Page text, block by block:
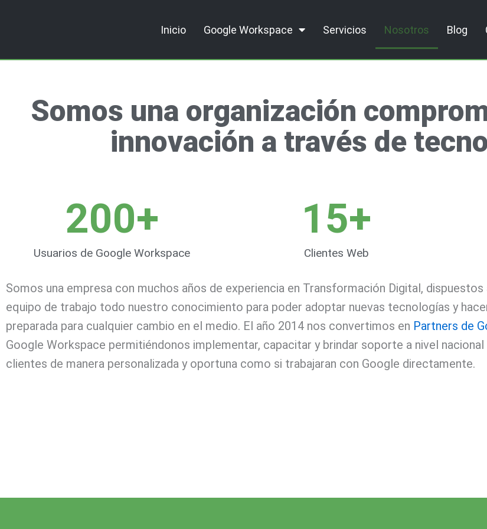
Inicio Google Workspace Servicios Nosotros Blog
Somos una organización
innovación a través de
Usuarios de Google Workspace
200+
Clientes Web
15+
Somos una empresa con muchos años de experiencia en Transformación Digital,
equipo de trabajo todo nuestro conocimiento para poder adoptar nuevas tecnologías y
preparada para cualquier cambio en el medio. El año 2014 nos convertimos en Partners de
Google Workspace permitiéndonos implementar, capacitar y brindar soporte a nivel
clientes de manera personalizada y oportuna como si trabajaran con Google directamente.